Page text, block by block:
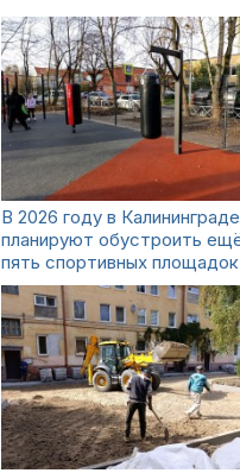
В 2026 году в Калининграде
планируют обустроить
пять спортивных площадок